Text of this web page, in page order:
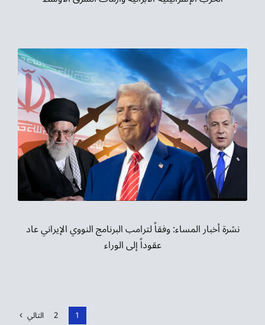
نشرة أخبار المساء: وفقاً لترامب البرنامج النووي الإيراني عاد
عقوداً إلى الوراء
1
2 التالي